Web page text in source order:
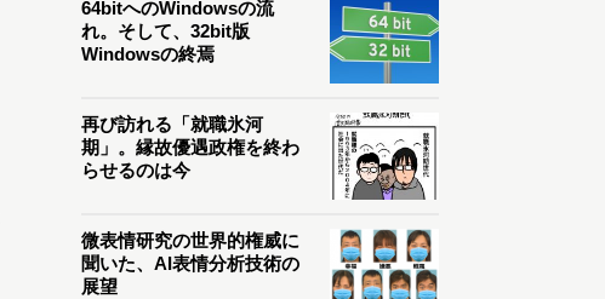
64bitへのWindowsの流
れ。そして、32bit版
Windowsの終焉
再び訪れる「就職氷河
期」。縁故優遇政権を終わ
らせるのは今
微表情研究の世界的権威に
聞いた、AI表情分析技術の
展望